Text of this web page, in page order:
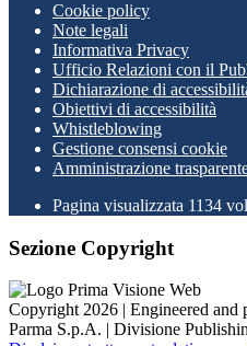
Cookie policy
Note legali
Informativa Privacy
Ufficio Relazioni con il
Dichiarazione di
Obiettivi di accessibilità
Whistleblowing
Gestione consensi cookie
Amministrazione
Pagina visualizzata 1134
Sezione Copyright
Copyright 2026 | Engineered
Parma S.p.A. | Divisione